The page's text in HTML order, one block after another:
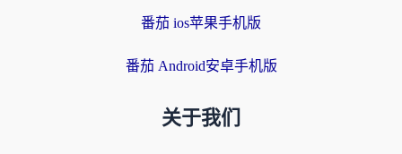
番茄 ios苹果手机版
番茄 Android安卓手机版
关于我们